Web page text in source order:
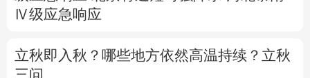
Ⅳ级应急响应
立秋即入秋？哪些地方依然高温持续？立秋
三问